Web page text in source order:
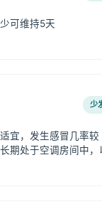
可维持5天
少
宜，发生感冒几率较
期处于空调房间中，